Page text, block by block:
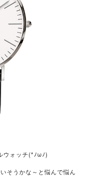
ウォッチ(*ﾉωﾉ)
そうかな～と悩んで悩ん